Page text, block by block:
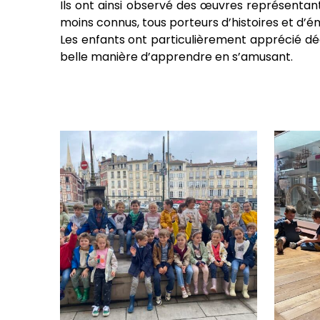
Ils ont ainsi observé des œuvres
moins connus, tous porteurs d’histoires et
Les enfants ont particulièrement apprécié
belle manière d’apprendre en s’amusant.